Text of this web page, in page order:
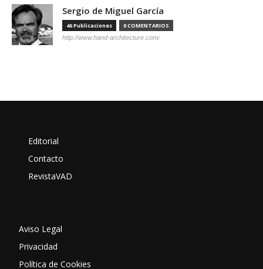
Sergio de Miguel García
46 Publicaciones 0 COMENTARIOS
http://www.hand-architecture.com/
Editorial
Contacto
RevistaVAD
Aviso Legal
Privacidad
Política de Cookies